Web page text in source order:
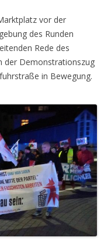
vor der
des Runden
Rede des
der Demonstrationszug
in Bewegung.